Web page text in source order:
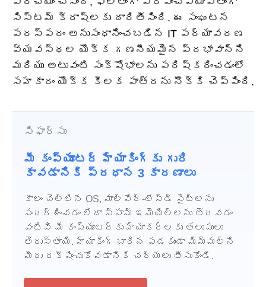
సిస్టమ్ క్రాష్‌లకు దారితీసింది. ఈ సంఘటన
పరస్పరం అనుసంధానించబడిన IT పర్యావరణ
వ్యవస్థల యొక్క గణనీయమైన ప్రభావాన్ని
మరియు అటువంటి సంక్షోభాలను పరిష్కరించడంలో
సహకారం యొక్క కీలక పాత్రను నొక్కి చెప్పింది.
సిఫార్సు
మీ కంప్యూటర్ హ్యాకింగ్‌కు గురి
కావడానికి ప్రధాన 3 కారణాలు
కాలం చెల్లిన OS, మాల్వేర్-లేస్డ్ సైట్‌లను
సందర్శించడం లేదా స్పామ్ ఇమెయిల్‌లను తెరవడం
వంటివి మీ కంప్యూటర్‌కు హ్యాకర్లకు తలుపులు
తెరుస్తాయి. హ్యాకింగ్ బారిన పడకుండా మిమ్మల్ని
మీరు రక్షించుకోవడానికి చర్యలు తీసుకోండి.